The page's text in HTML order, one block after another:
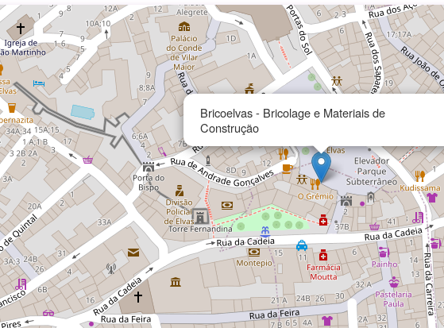
Bricoelvas - Bricolage e Materiais de
Construção